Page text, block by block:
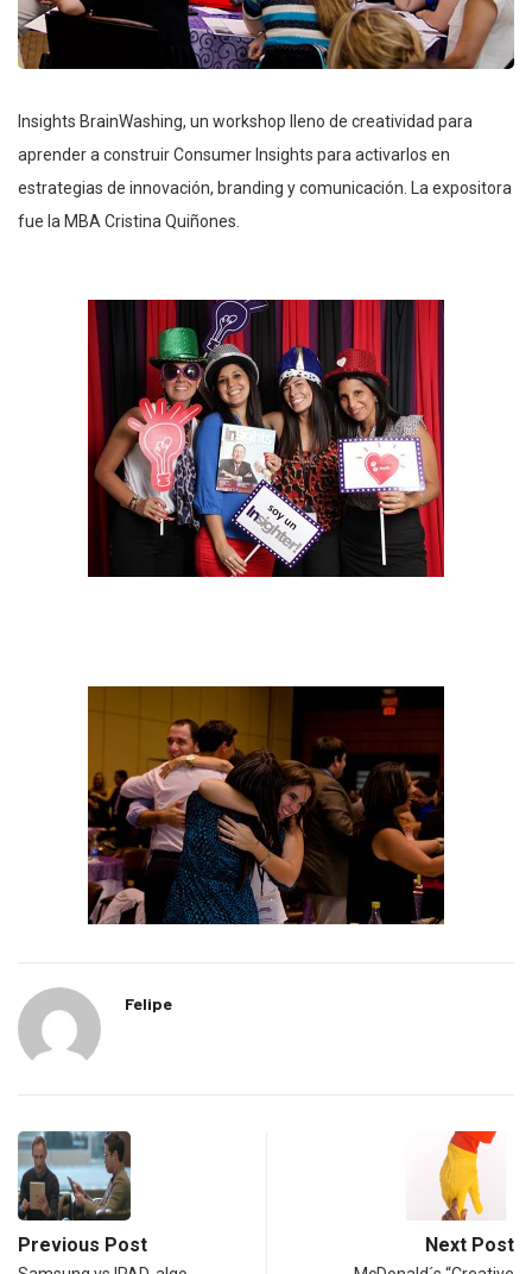
Insights BrainWashing, un workshop lleno de creatividad para
aprender a construir Consumer Insights para activarlos en
estrategias de innovación, branding y comunicación. La expositora
fue la MBA Cristina Quiñones.
Felipe
Previous Post Next Post